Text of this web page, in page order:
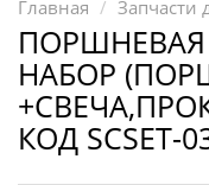
Конденсаторы
Якоря, статоры
Аккумуляторы,
Щётки, щёточные
Главная Запчасти
ПОРШНЕВАЯ
НАБОР
КОД SCSET-